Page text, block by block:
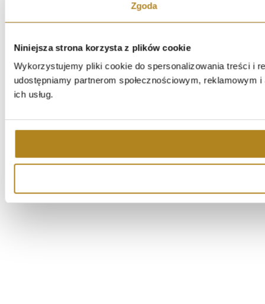
Zgoda
Niniejsza strona korzysta z plików cookie
Wykorzystujemy pliki cookie do spersonalizowania treści i
udostępniamy partnerom społecznościowym,
ich usług.